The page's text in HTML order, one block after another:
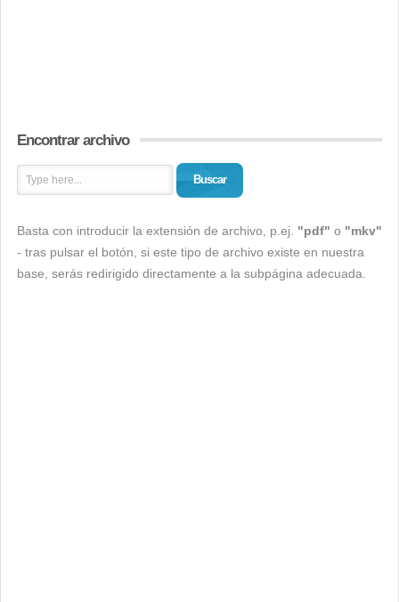
Encontrar archivo
Buscar
Basta con introducir la extensión de archivo, p.ej. "pdf" o "mkv"
- tras pulsar el botón, si este tipo de archivo existe en nuestra
base, serás redirigido directamente a la subpágina adecuada.